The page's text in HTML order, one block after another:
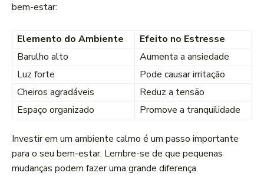
bem-estar:
Elemento do Ambiente
Efeito no Estresse
Barulho alto
Aumenta a ansiedade
Luz forte
Pode causar irritação
Cheiros agradáveis
Reduz a tensão
Espaço organizado
Promove a tranquilidade
Investir em um ambiente calmo é um passo importante
para o seu bem-estar. Lembre-se de que pequenas
mudanças podem fazer uma grande diferença.